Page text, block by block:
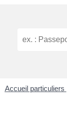
Accueil particuliers